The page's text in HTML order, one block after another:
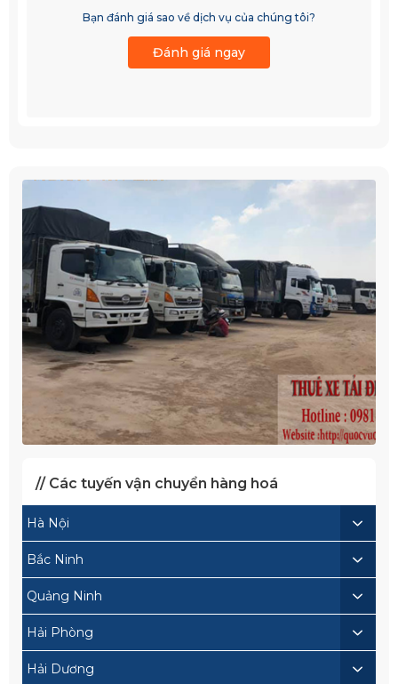
Bạn đánh giá sao về dịch vụ của chúng tôi?
Đánh giá ngay
// Các tuyến vận chuyển hàng hoá
Hà Nội
Bắc Ninh
Quảng Ninh
Hải Phòng
Hải Dương